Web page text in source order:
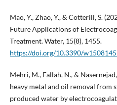
Mao, Y., Zhao, Y., & Cotterill, S.
Future Applications of
Treatment. Water, 15(8), 1455.
https://doi.org/10.3390/
Mehri, M., Fallah, N., &
heavy metal and oil removal from
produced water by